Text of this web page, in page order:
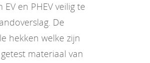
en PHEV veilig te
De
hekken welke zijn
materiaal van